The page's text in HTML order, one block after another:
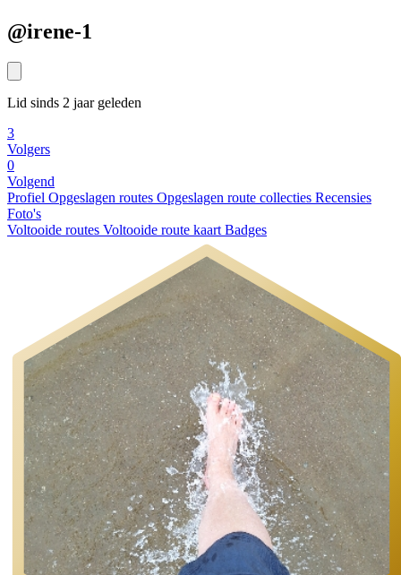
@irene-1
Lid sinds 2 jaar geleden
3
Volgers
0
Volgend
Profiel Opgeslagen routes Opgeslagen route collecties Recensies
Foto's
Voltooide routes Voltooide route kaart Badges